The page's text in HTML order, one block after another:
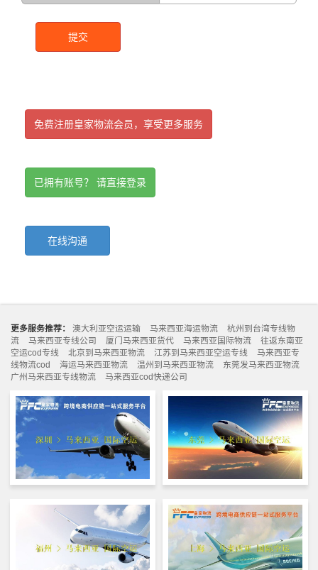
提交
免费注册皇家物流会员，享受更多服务
已拥有账号？ 请直接登录
在线沟通
更多服务推荐： 澳大利亚空运运输 马来西亚海运物流
杭州到台湾专线物
流
马来西亚专线公司 厦门马来西亚货代 马来西亚国际物流
往返东南亚
空运cod专线
北京到马来西亚物流 江苏到马来西亚空运专线
马来西亚专
线物流cod
海运马来西亚物流 温州到马来西亚物流
东莞发马来西亚物流
广州马来西亚专线物流
马来西亚cod快递公司